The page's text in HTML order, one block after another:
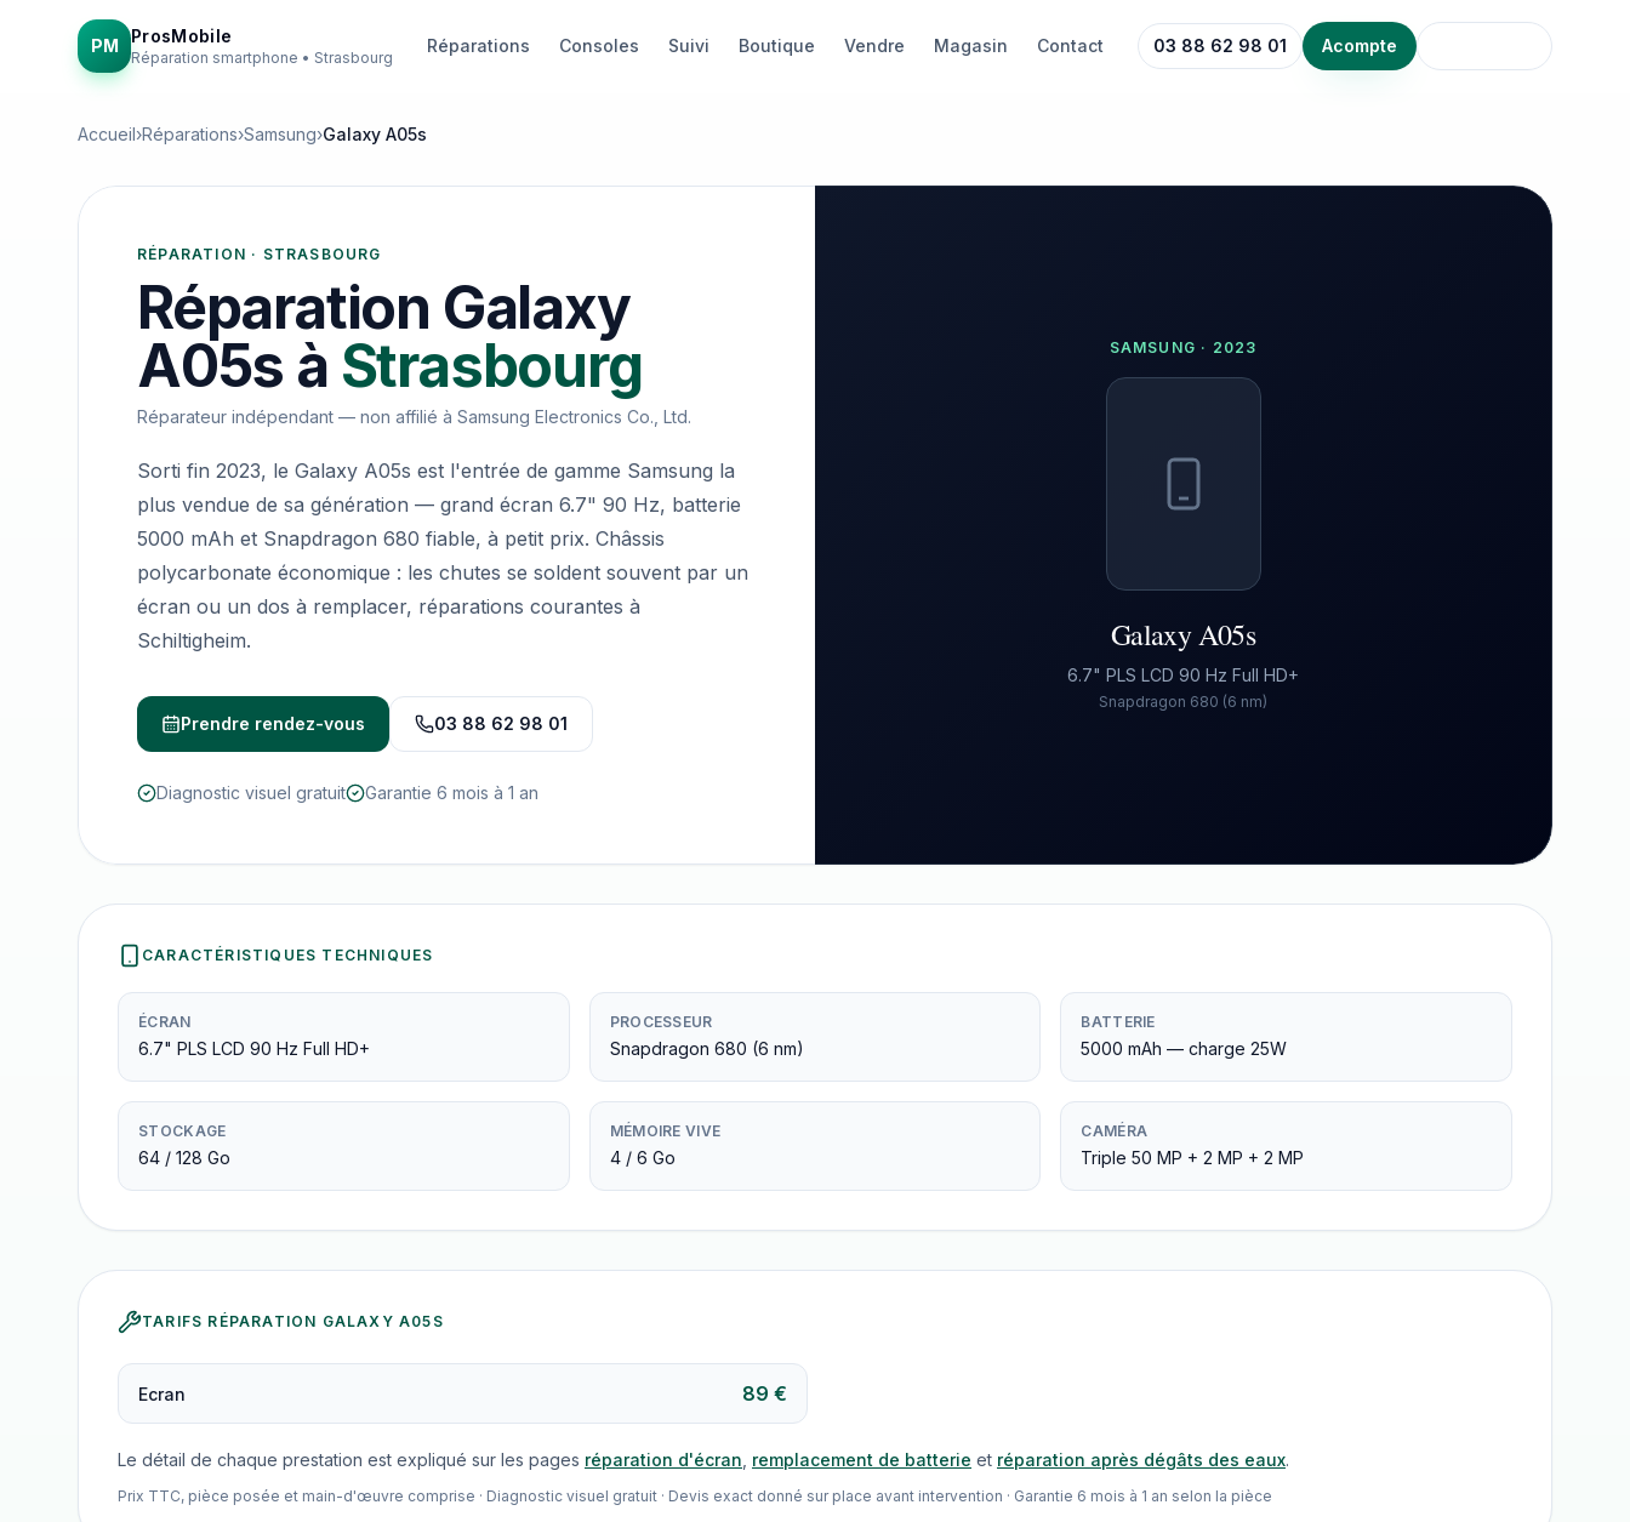
PM ProsMobile
Réparation smartphone • Strasbourg
Réparations Consoles Suivi Boutique Vendre Magasin Contact 03 88 62 98 01 Acompte
Accueil›Réparations›Samsung›Galaxy A05s
RÉPARATION · STRASBOURG
Réparation Galaxy
A05s à Strasbourg
Réparateur indépendant — non affilié à Samsung Electronics Co., Ltd.
Sorti fin 2023, le Galaxy A05s est l'entrée de gamme Samsung la
plus vendue de sa génération — grand écran 6.7" 90 Hz, batterie
5000 mAh et Snapdragon 680 fiable, à petit prix. Châssis
polycarbonate économique : les chutes se soldent souvent par un
écran ou un dos à remplacer, réparations courantes à
Schiltigheim.
Prendre rendez-vous 03 88 62 98 01
Diagnostic visuel gratuit Garantie 6 mois à 1 an
SAMSUNG · 2023
Galaxy A05s
6.7" PLS LCD 90 Hz Full HD+
Snapdragon 680 (6 nm)
CARACTÉRISTIQUES TECHNIQUES
ÉCRAN
6.7" PLS LCD 90 Hz Full HD+
PROCESSEUR
Snapdragon 680 (6 nm)
BATTERIE
5000 mAh — charge 25W
STOCKAGE
64 / 128 Go
MÉMOIRE VIVE
4 / 6 Go
CAMÉRA
Triple 50 MP + 2 MP + 2 MP
TARIFS RÉPARATION GALAXY A05S
Ecran 89 €
Le détail de chaque prestation est expliqué sur les pages réparation d'écran remplacement de batterie et réparation après dégâts des eaux.
Prix TTC, pièce posée et main-d'œuvre comprise · Diagnostic visuel gratuit · Devis exact donné sur place avant intervention · Garantie 6 mois à 1 an selon la pièce